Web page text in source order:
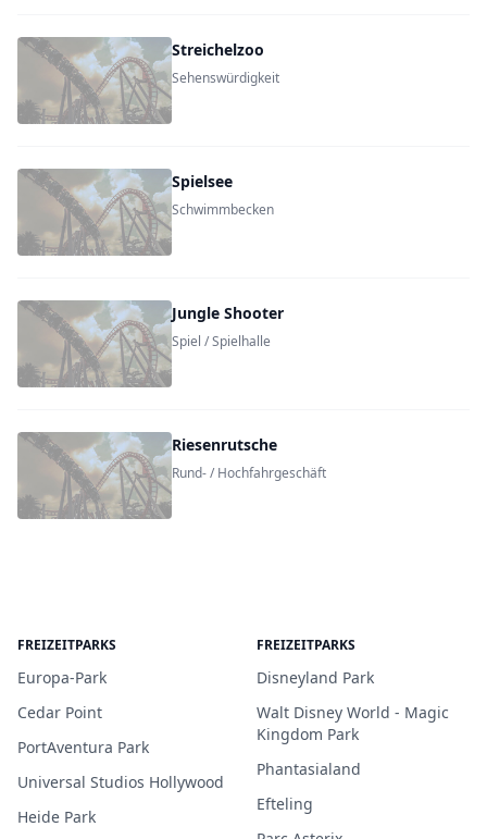
Streichelzoo
Sehenswürdigkeit
Spielsee
Schwimmbecken
Jungle Shooter
Spiel / Spielhalle
Riesenrutsche
Rund- / Hochfahrgeschäft
FREIZEITPARKS
Europa-Park
Cedar Point
PortAventura Park
Universal Studios Hollywood
Heide Park
FREIZEITPARKS
Disneyland Park
Walt Disney World - Magic
Kingdom Park
Phantasialand
Efteling